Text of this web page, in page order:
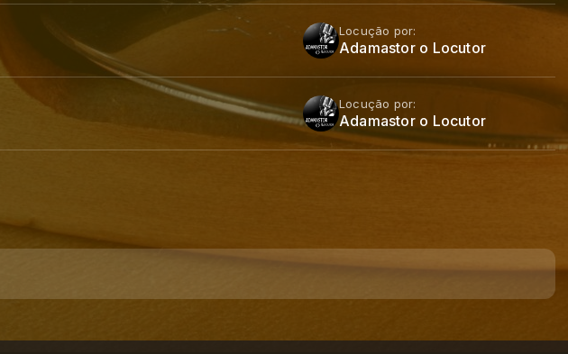
Locução por:
Adamastor o Locutor
Locução por:
Adamastor o Locutor